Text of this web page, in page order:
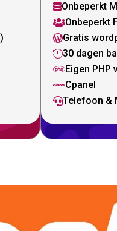
Onbeperkt
Onbeperkt
Gratis
30 dagen
Eigen PHP
Cpanel
Telefoon &